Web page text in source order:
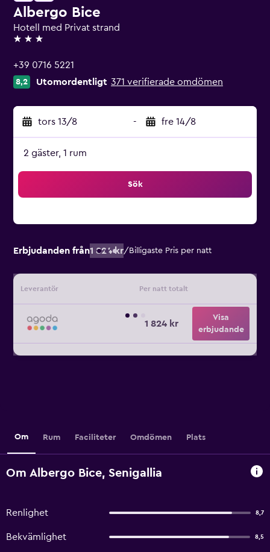
Albergo Bice
Hotell med Privat strand
3 stjärnor
+39 0716 5221
8,2 Utomordentligt 371 verifierade omdömen
tors 13/8 - fre 14/8
2 gäster, 1 rum
Sök
Erbjudanden från1 824 kr/ Billigaste Pris per natt
Leverantör Per natt totalt
1 824 kr
Visa
erbjudande
Om Rum Faciliteter Omdömen Plats
Om Albergo Bice, Senigallia
Renlighet 8,7
Bekvämlighet 8,5